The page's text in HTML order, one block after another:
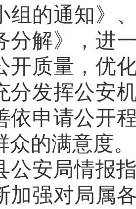
组的通知》
分解》，进
开质量，优
分发挥公安
依申请公开
的满意度。
公安局情报
加强对局属